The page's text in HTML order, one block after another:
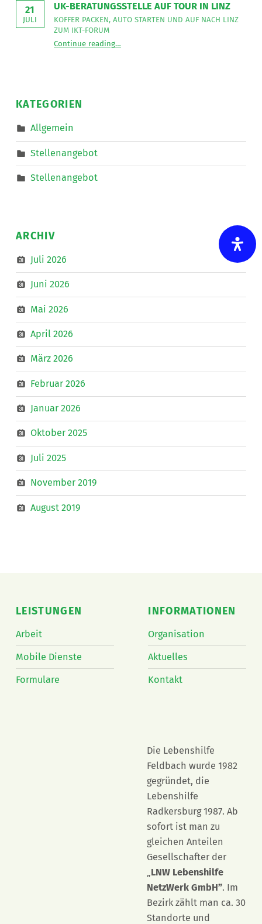
in
Straden
”
21
JULI
UK-BERATUNGSSTELLE AUF TOUR IN LINZ
KOFFER PACKEN, AUTO STARTEN UND AUF NACH LINZ
ZUM IKT-FORUM
Continue readingUK-Beratungsstelle auf Tour in Linz
Koffer
…
KATEGORIEN
Allgemein
Stellenangebot
Stellenangebot
ARCHIV
Juli 2026
Juni 2026
Mai 2026
April 2026
März 2026
Februar 2026
Januar 2026
Oktober 2025
Juli 2025
November 2019
August 2019
LEISTUNGEN
Arbeit
Mobile Dienste
Formulare
INFORMATIONEN
Organisation
Aktuelles
Kontakt
Die Lebenshilfe
Feldbach wurde 1982
gegründet, die
Lebenshilfe
Radkersburg 1987. Ab
sofort ist man zu
gleichen Anteilen
Gesellschafter der
„LNW Lebenshilfe
NetzWerk GmbH”. Im
Bezirk zählt man ca. 30
Standorte und